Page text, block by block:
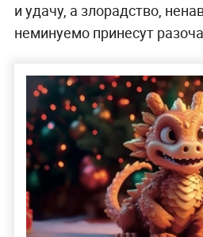
и удачу, а злорадство,
неминуемо принесут